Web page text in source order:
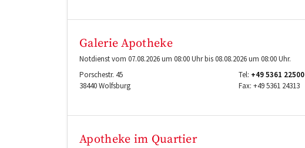
Galerie Apotheke
Notdienst vom 07.08.2026 um 08:00 Uhr bis 08.08.2026 um 08:00 Uhr.
Porschestr. 45
38440Wolfsburg
Tel: +49 5361 22500
Fax: +49 5361 24313
Apotheke im Quartier